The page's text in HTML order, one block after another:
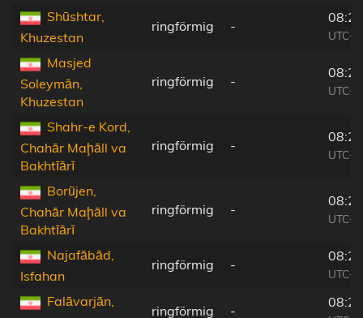
Shūshtar,
Khuzestan
ringförmig -
Masjed
Soleymān,
Khuzestan
ringförmig -
Shahr-e Kord,
Chahār Maḩāll va
Bakhtīārī
ringförmig -
Borūjen,
Chahār Maḩāll va
Bakhtīārī
ringförmig -
Najafābād,
Isfahan
ringförmig -
Falāvarjān,
ringförmig -